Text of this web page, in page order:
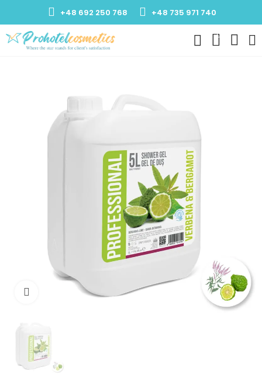
+48 692 250 768 +48 735 971 740
0
Kliknij, aby powiększyć